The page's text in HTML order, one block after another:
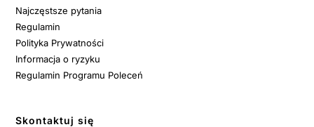
Najczęstsze pytania
Regulamin
Polityka Prywatności
Informacja o ryzyku
Regulamin Programu Poleceń
Skontaktuj się